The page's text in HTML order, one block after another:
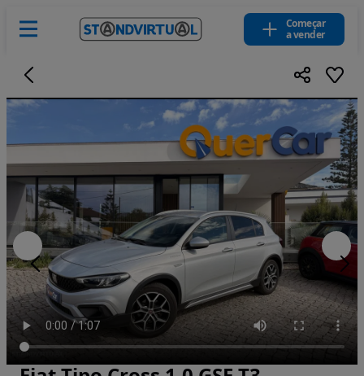
Começar
a vender
Imagem 1 de 44